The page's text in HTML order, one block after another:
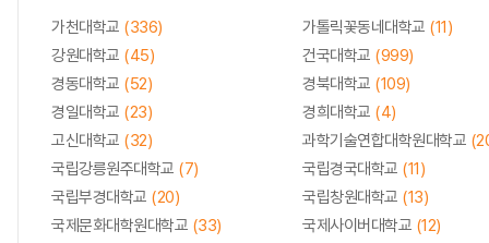
가천대학교 (336) 가톨릭꽃동네대학교 (11)
강원대학교 (45) 건국대학교 (999)
경동대학교 (52) 경북대학교 (109)
경일대학교 (23) 경희대학교 (4)
고신대학교 (32) 과학기술연합대학원대학교
국립강릉원주대학교 (7) 국립경국대학교 (11)
국립부경대학교 (20) 국립창원대학교 (13)
국제문화대학원대학교 (33) 국제사이버대학교 (12)